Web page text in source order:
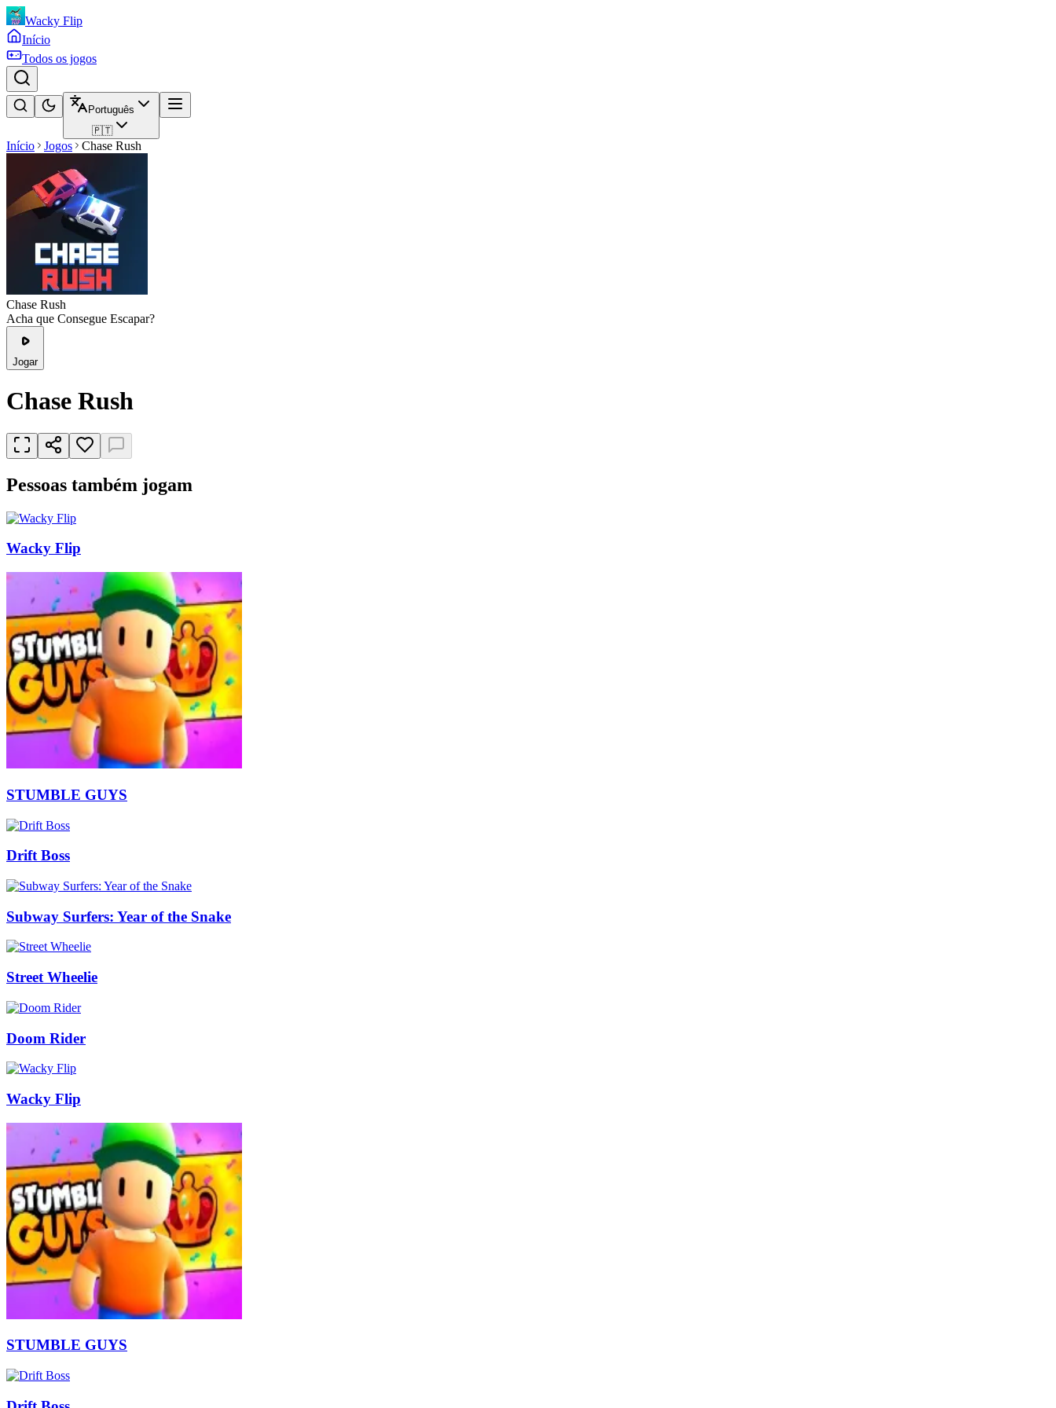
Wacky Flip
Início
Todos os jogos
Português
🇵🇹
Início Jogos Chase Rush
Chase Rush
Acha que Consegue Escapar?
Jogar
Chase Rush
Pessoas também jogam
Wacky Flip
STUMBLE GUYS
Drift Boss
Subway Surfers: Year of the Snake
Street Wheelie
Doom Rider
Wacky Flip
STUMBLE GUYS